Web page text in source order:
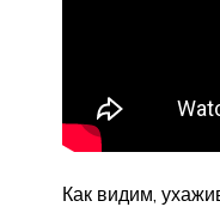
Как видим,